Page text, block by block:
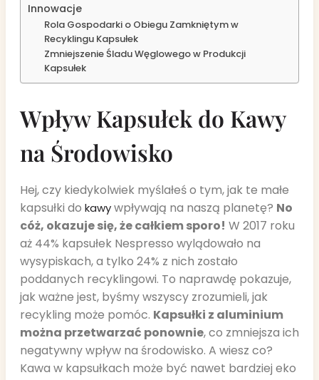
Innowacje
Rola Gospodarki o Obiegu Zamkniętym w
Recyklingu Kapsułek
Zmniejszenie Śladu Węglowego w Produkcji
Kapsułek
Wpływ Kapsułek do Kawy
na Środowisko
Hej, czy kiedykolwiek myślałeś o tym, jak te małe
kapsułki do kawywpływają na naszą planetę? No
cóż, okazuje się, że całkiem sporo! W 2017 roku
aż 44% kapsułek Nespresso wylądowało na
wysypiskach, a tylko 24% z nich zostało
poddanych recyklingowi. To naprawdę pokazuje,
jak ważne jest, byśmy wszyscy zrozumieli, jak
recykling może pomóc. Kapsułki z aluminium
można przetwarzać ponownie, co zmniejsza ich
negatywny wpływ na środowisko. A wiesz co?
Kawa w kapsułkach może być nawet bardziej eko